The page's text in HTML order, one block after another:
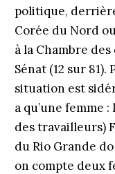
politique,
Corée du Nord
à la Chambre
Sénat (12 sur
situation est
a qu’une femme
des travailleurs)
du Rio Grande
on compte deux